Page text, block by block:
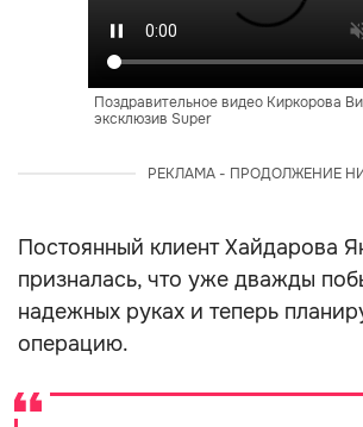
Поздравительное видео Киркорова
эксклюзив Super
РЕКЛАМА - ПРОДОЛЖЕНИЕ
Постоянный клиент Хайдарова
призналась, что уже дважды
надежных руках и теперь
операцию.